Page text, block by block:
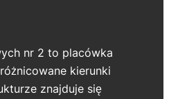
nr 2 to placówka
kierunki
znajduje się